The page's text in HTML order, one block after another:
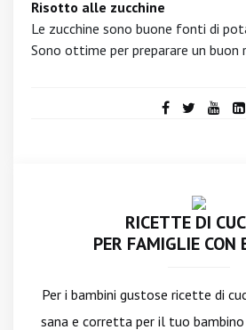
Risotto alle zucchine
Le zucchine sono buone fonti di
Sono ottime per preparare un buon
RICETTE DI
PER FAMIGLIE CON
Per i bambini gustose ricette di
sana e corretta per il tuo